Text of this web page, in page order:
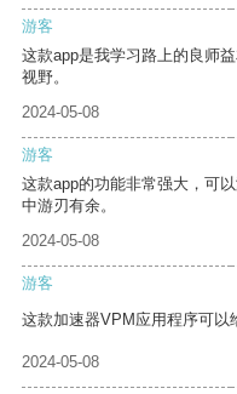
游客
这款app是我学习路上的良师
视野。
2024-05-08
游客
这款app的功能非常强大，可
中游刃有余。
2024-05-08
游客
这款加速器VPM应用程序可以
2024-05-08